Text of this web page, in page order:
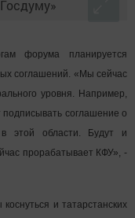
форума планируется
соглашений. «Мы сейчас
уровня. Например,
соглашение о
в этой области. Будут и
прорабатывает КФУ», -
и татарстанских